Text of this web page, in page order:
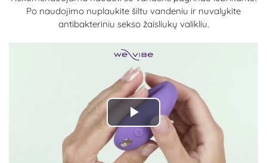
Po naudojimo nuplaukite šiltu vandeniu ir nuvalykite
antibakteriniu sekso žaisliukų valikliu.
Play
Video